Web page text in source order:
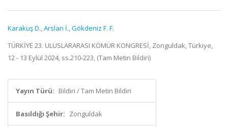
Karakuş D.,Arslan İ.,Gökdeniz F. F.
TÜRKİYE 23. ULUSLARARASI KÖMÜR KONGRESİ, Zonguldak, Türkiye,
12 - 13 Eylül 2024, ss.210-223, (Tam Metin Bildiri)
Yayın Türü: Bildiri / Tam Metin Bildiri
Basıldığı Şehir: Zonguldak